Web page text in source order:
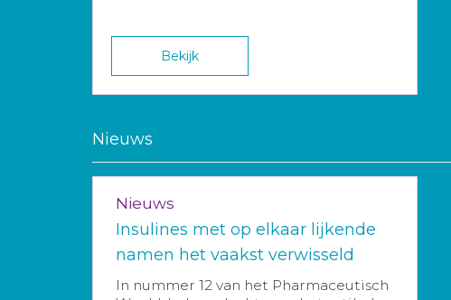
Bekijk
Nieuws
Nieuws
Insulines met op elkaar lijkende
namen het vaakst verwisseld
In nummer 12 van het Pharmaceutisch